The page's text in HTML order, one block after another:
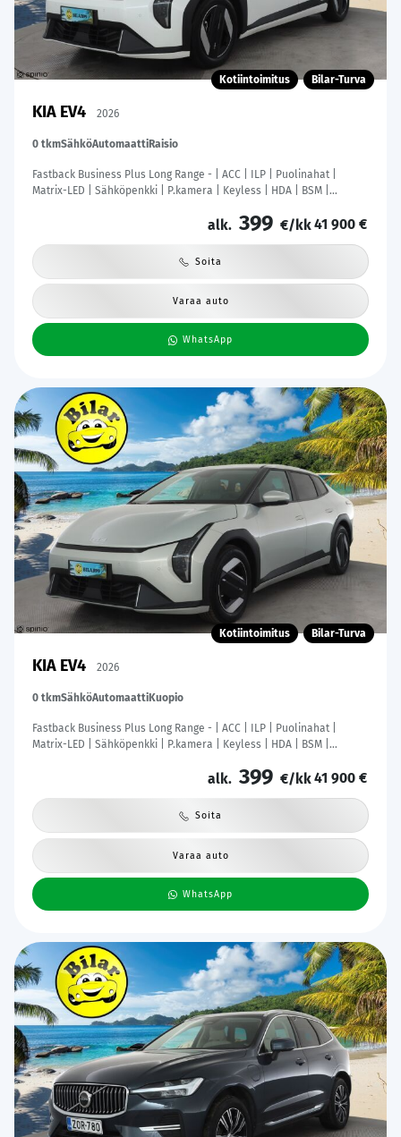
Kotiintoimitus Bilar-Turva
KIA EV4 2026
0 tkmSähköAutomaattiRaisio
Fastback Business Plus Long Range - | ACC | ILP | Puolinahat |
Matrix-LED | Sähköpenkki | P.kamera | Keyless | HDA | BSM |
alk. 399 €/kk41 900 €
Soita
Varaa auto
WhatsApp
Kotiintoimitus Bilar-Turva
KIA EV4 2026
0 tkmSähköAutomaatti Kuopio
Fastback Business Plus Long Range - | ACC | ILP | Puolinahat |
Matrix-LED | Sähköpenkki | P.kamera | Keyless | HDA | BSM |
alk. 399 €/kk41 900 €
Soita
Varaa auto
WhatsApp